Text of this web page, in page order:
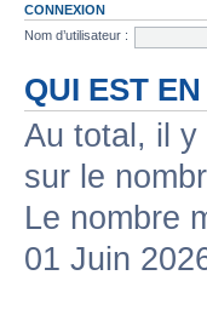
CONNEXION
Nom d’utilisateur :
QUI EST
Au total, il y
sur le
Le nombre
01 Juin